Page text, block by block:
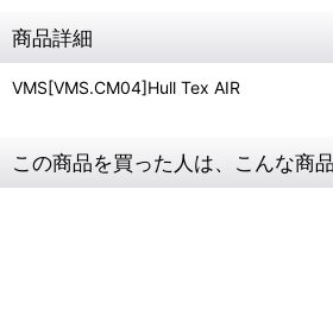
商品詳細
VMS[VMS.CM04]Hull Tex AIR
この商品を買った人は、こんな商